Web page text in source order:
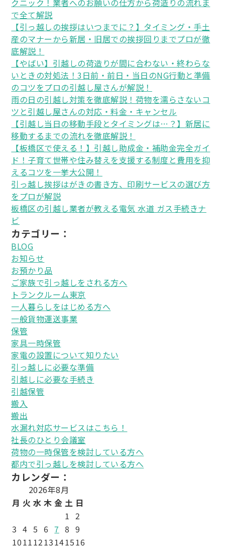
で全て解説
【引っ越しの挨拶はいつまでに？】タイミング・手土
産のマナーから新居・旧居での挨拶回りまでプロが徹
底解説！
【やばい】引越しの荷造りが間に合わない・終わらな
いときの対処法！3日前・前日・当日のNG行動と準備
のコツをプロの引越し屋さんが解説！
雨の日の引越し対策を徹底解説！荷物を濡らさないコ
ツと引越し屋さんの対応・料金・キャンセル
【引越し当日の移動手段とタイミングは…？】新居に
移動するまでの流れを徹底解説！
【板橋区で使える！】引越し助成金・補助金完全ガイ
ド！子育て世帯や住み替えを支援する制度と費用を抑
えるコツを一挙大公開！
引っ越し挨拶はがきの書き方、印刷サービスの選び方
をプロが解説
板橋区の引越し業者が教える電気 水道 ガス手続きナ
ビ
カテゴリー：
BLOG
お知らせ
お預かり品
ご家族で引っ越しをされる方へ
トランクルーム東京
一人暮らしをはじめる方へ
一般貨物運送事業
保管
家具一時保管
家電の設置について知りたい
引っ越しに必要な準備
引越しに必要な手続き
引越保管
搬入
搬出
水漏れ対応サービスはこちら！
社長のひとり会議室
荷物の一時保管を検討している方へ
都内で引っ越しを検討している方へ
カレンダー：
2026年8月
月 火 水 木 金 土 日
1 2
3 4 5 6 7 8 9
10111213141516